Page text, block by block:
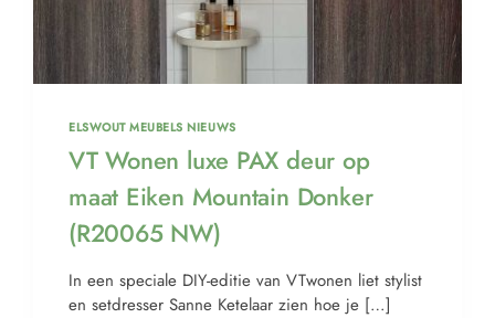
ELSWOUT MEUBELS NIEUWS
VT Wonen luxe PAX deur op
maat Eiken Mountain Donker
(R20065 NW)
In een speciale DIY-editie van VTwonen liet stylist
en setdresser Sanne Ketelaar zien hoe je […]